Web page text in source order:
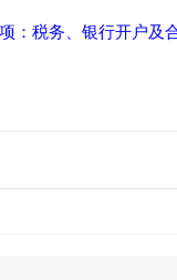
：税务、银行开户及